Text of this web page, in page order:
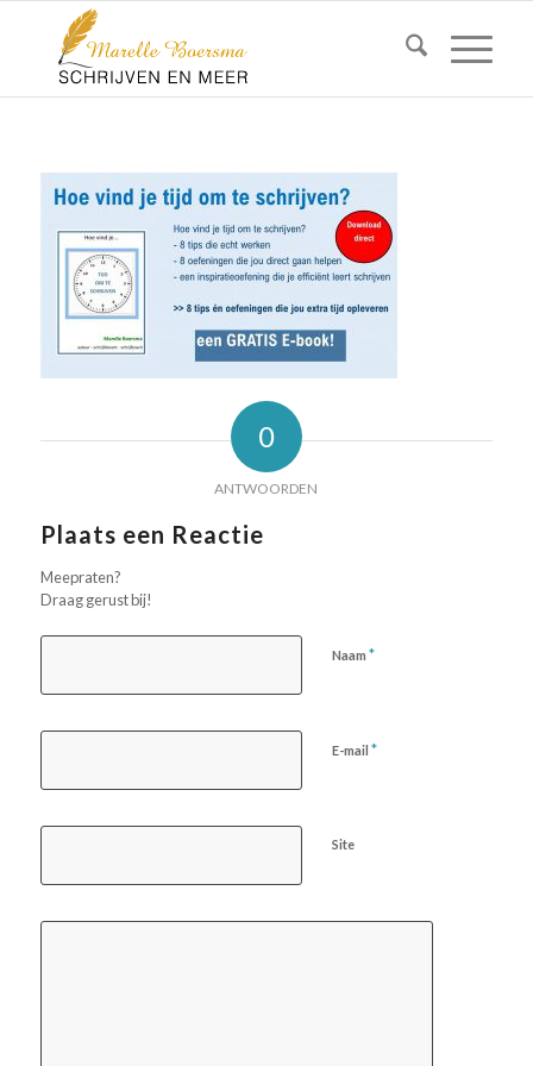
0
ANTWOORDEN
Plaats een Reactie
Meepraten?
Draag gerust bij!
Naam *
E-mail *
Site